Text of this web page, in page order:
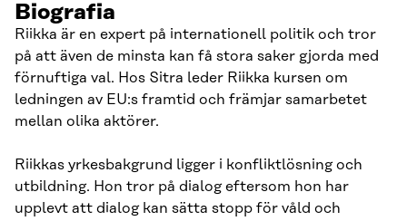
Biografia
Riikka är en expert på internationell politik och tror
på att även de minsta kan få stora saker gjorda med
förnuftiga val. Hos Sitra leder Riikka kursen om
ledningen av EU:s framtid och främjar samarbetet
mellan olika aktörer.
Riikkas yrkesbakgrund ligger i konfliktlösning och
utbildning. Hon tror på dialog eftersom hon har
upplevt att dialog kan sätta stopp för våld och